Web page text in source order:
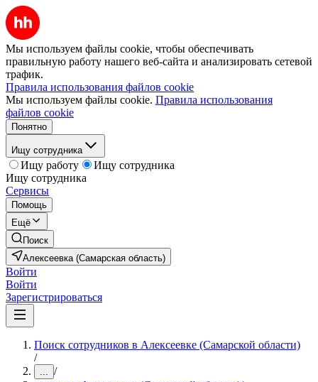
Мы используем файлы cookie, чтобы обеспечивать
правильную работу нашего веб-сайта и анализировать сетевой
трафик.
Правила использования файлов cookie
Мы используем файлы cookie. Правила использования
файлов cookie
Понятно
Ищу сотрудника
Ищу работу
Ищу сотрудника
Ищу сотрудника
Сервисы
Помощь
Ещё
Поиск
Алексеевка (Самарская область)
Войти
Войти
Зарегистрироваться
Поиск сотрудников в Алексеевке (Самарской области)
/
... /